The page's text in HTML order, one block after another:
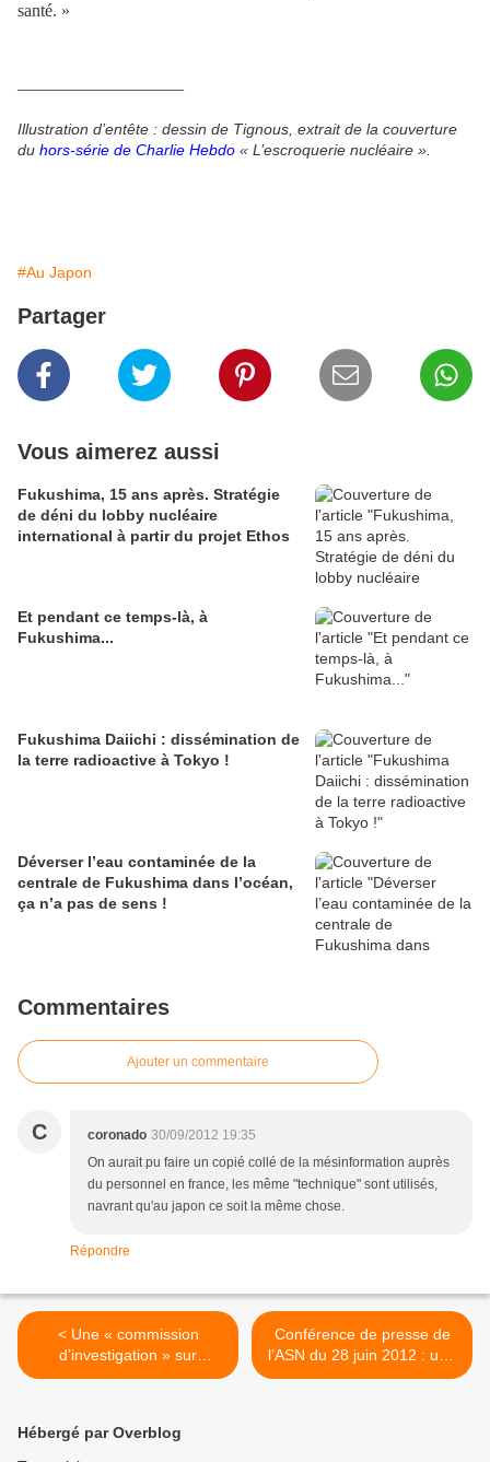
santé. »
Illustration d’entête : dessin de Tignous, extrait de la couverture
du hors-série de Charlie Hebdo « L’escroquerie nucléaire ».
#Au Japon
Partager
Vous aimerez aussi
Fukushima, 15 ans après. Stratégie
de déni du lobby nucléaire
international à partir du projet Ethos
Et pendant ce temps-là, à
Fukushima...
Fukushima Daiichi : dissémination de
la terre radioactive à Tokyo !
Déverser l’eau contaminée de la
centrale de Fukushima dans l’océan,
ça n’a pas de sens !
Commentaires
Ajouter un commentaire
C coronado 30/09/2012 19:35
On aurait pu faire un copié collé de la mésinformation auprès
du personnel en france, les même "technique" sont utilisés,
navrant qu'au japon ce soit la même chose.
Répondre
< Une « commission
d’investigation » sur
Fukushima téléguidée par
Conférence de presse de
l’ASN du 28 juin 2012 : une
langue de bois bien ciselée
Hébergé par Overblog